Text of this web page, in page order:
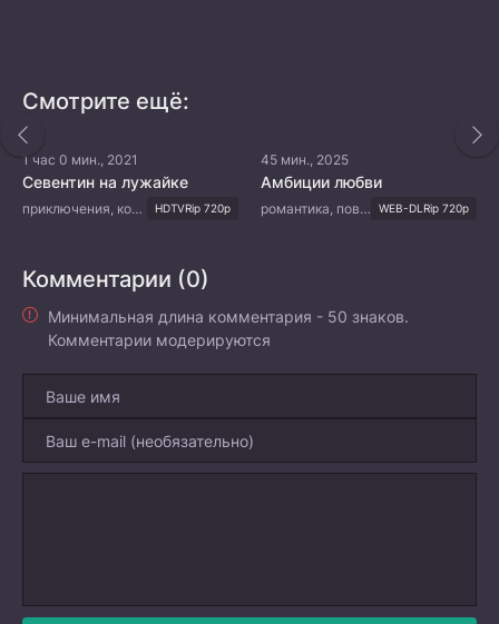
Смотрите ещё:
1 час 0 мин., 2021
Севентин на лужайке
приключения, комедия HDTVRip 720p
45 мин., 2025
Амбиции любви
романтика, повседневность, драма, семейный WEB-DLRip 720p
Комментарии (0)
Минимальная длина комментария - 50 знаков.
Комментарии модерируются